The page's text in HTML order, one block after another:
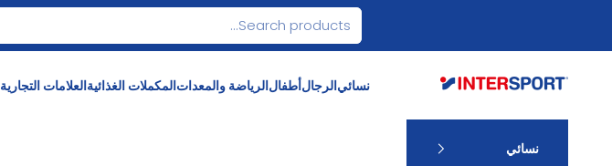
INTERSPORT Egypt نسائيالرجالأطفالالرياضة والمعداتالمكملات الغذائيةالعلامات التجارية
نسائي